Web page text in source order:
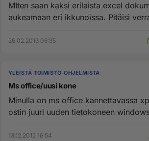
MIten saan kaksi erilaista excel
aukeamaan eri ikkunoissa. Pitäisi
26.02.2013 06:35
YLEISTÄ TOIMISTO-OHJELMISTA
Ms office/uusi kone
Minulla on ms office kannettavassa
ostin juuri uuden tietokoneen
13.12.2012 16:54